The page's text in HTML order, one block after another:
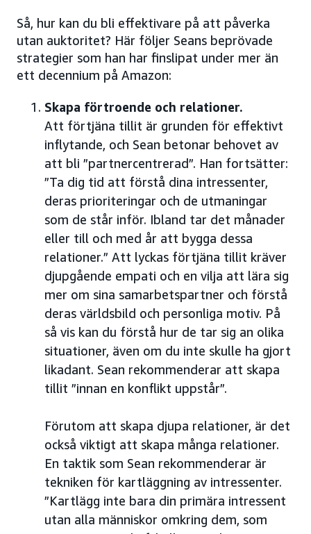
Så, hur kan du bli effektivare på att påverka
utan auktoritet? Här följer Seans beprövade
strategier som han har finslipat under mer än
ett decennium på Amazon:
Skapa förtroende och relationer.
Att förtjäna tillit är grunden för effektivt
inflytande, och Sean betonar behovet av
att bli ”partnercentrerad”. Han fortsätter:
”Ta dig tid att förstå dina intressenter,
deras prioriteringar och de utmaningar
som de står inför. Ibland tar det månader
eller till och med år att bygga dessa
relationer.” Att lyckas förtjäna tillit kräver
djupgående empati och en vilja att lära sig
mer om sina samarbetspartner och förstå
deras världsbild och personliga motiv. På
så vis kan du förstå hur de tar sig an olika
situationer, även om du inte skulle ha gjort
likadant. Sean rekommenderar att skapa
tillit ”innan en konflikt uppstår”.
Förutom att skapa djupa relationer, är det
också viktigt att skapa många relationer.
En taktik som Sean rekommenderar är
tekniken för kartläggning av intressenter.
”Kartlägg inte bara din primära intressent
utan alla människor omkring dem, som